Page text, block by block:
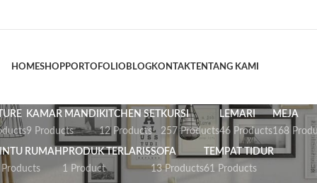
HOMESHOPPORTOFOLIO BLOGKONTAKTENTANG KAMI
KAMAR MANDI
9 Products
KITCHEN SET
12 Products
KURSI
257 Products
LEMARI
46 Products
MEJA
168
RUMAH PRODUK TERLARIS
1 Product
SOFA
13 Products
TEMPAT TIDUR
61 Products